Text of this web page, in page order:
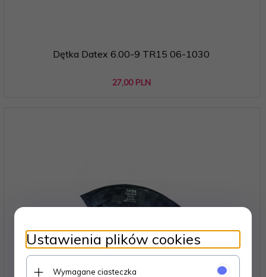
Dętka Datex 6.00-9 TR15 06-1030
27,00 PLN
Ustawienia plików cookies
Wymagane ciasteczka